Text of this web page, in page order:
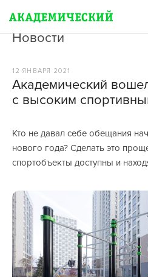
Новости
12 ЯНВАРЯ 2021
Академический
с высоким
Кто не давал себе обещания
нового года? Сделать это
спортобъекты доступны и